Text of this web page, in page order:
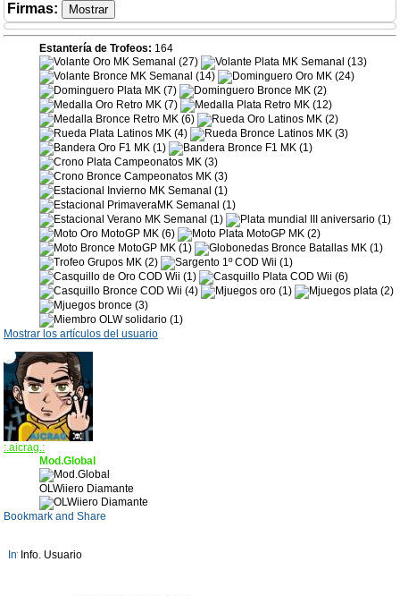
Firmas:
Estantería de Trofeos: 164
Mostrar los artículos del usuario
:.aicrag.:
Mod.Global
OLWiiero Diamante
Info. Usuario